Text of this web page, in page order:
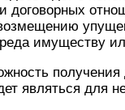
договорных
имуществу
получения
являться для